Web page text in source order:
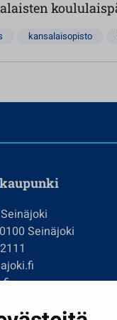
kansalaisopisto
Seinäjoki